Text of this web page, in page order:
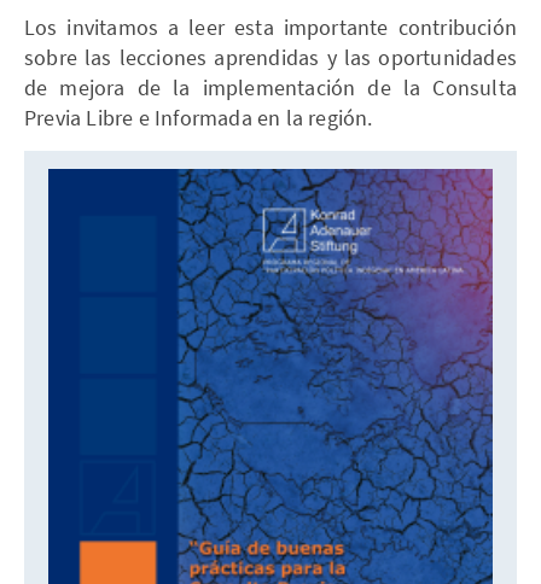
Los invitamos a leer esta importante contribución
sobre las lecciones aprendidas y las oportunidades
de mejora de la implementación de la Consulta
Previa Libre e Informada en la región.